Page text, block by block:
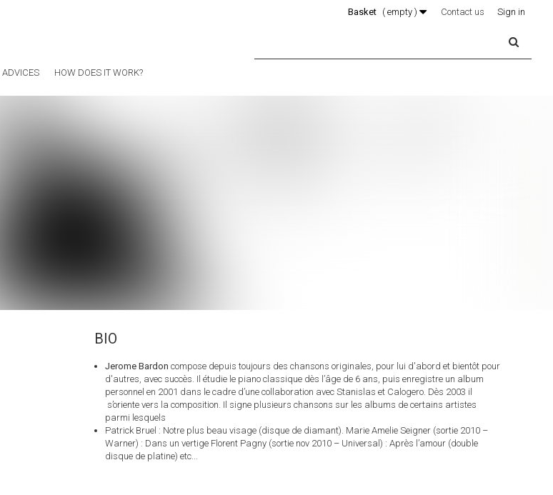
Sign in
Contact us
Basket ( empty )
ADVICES HOW DOES IT WORK?
BIO
Jerome Bardon compose depuis toujours des chansons originales, pour lui d'abord et bientôt pour
d'autres, avec succès. Il étudie le piano classique dès l’âge de 6 ans, puis enregistre un album
personnel en 2001 dans le cadre d’une collaboration avec Stanislas et Calogero. Dès 2003 il
s’oriente vers la composition. Il signe plusieurs chansons sur les albums de certains artistes
parmi lesquels
Patrick Bruel : Notre plus beau visage (disque de diamant). Marie Amelie Seigner (sortie 2010 –
Warner) : Dans un vertige Florent Pagny (sortie nov 2010 – Universal) : Après l’amour (double
disque de platine) etc...